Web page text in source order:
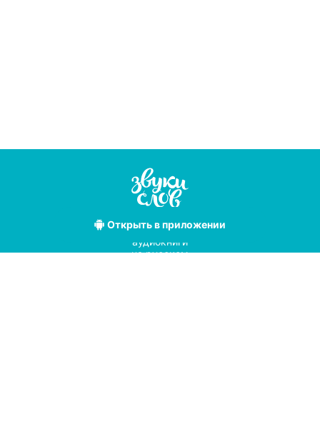
Открытьв приложении
Лучшие
аудиокниги
на русском